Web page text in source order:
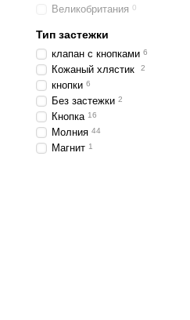
Великобритания 0
Тип застежки
клапан с кнопками 6
Кожаный хлястик 2
кнопки 6
Без застежки 2
Кнопка 16
Молния 44
Магнит 1